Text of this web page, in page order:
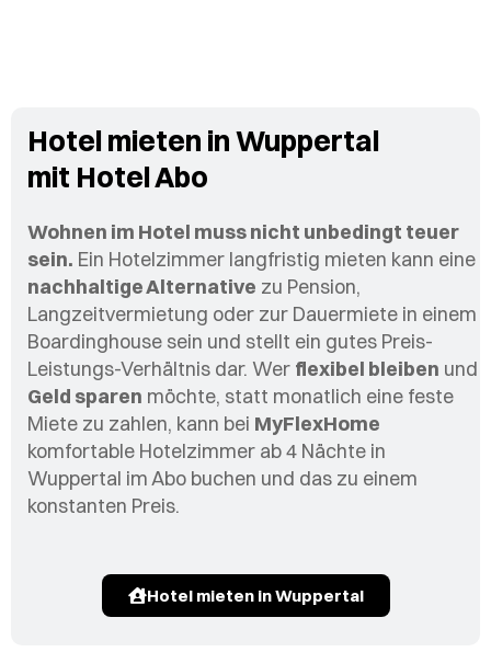
Hotel mieten in Wuppertal
mit Hotel Abo
Wohnen im Hotel muss nicht unbedingt teuer
sein. Ein Hotelzimmer langfristig mieten kann eine
nachhaltige Alternative zu Pension,
Langzeitvermietung oder zur Dauermiete in einem
Boardinghouse sein und stellt ein gutes Preis-
Leistungs-Verhältnis dar. Wer flexibel bleiben und
Geld sparen möchte, statt monatlich eine feste
Miete zu zahlen, kann bei MyFlexHome
komfortable Hotelzimmer ab 4 Nächte in
Wuppertal im Abo buchen und das zu einem
konstanten Preis.
Hotel mieten in Wuppertal